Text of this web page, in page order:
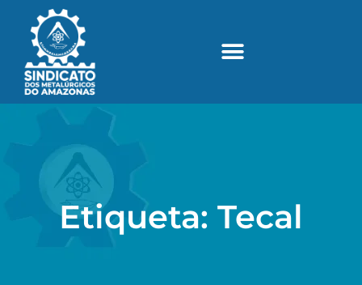
Etiqueta: Tecal